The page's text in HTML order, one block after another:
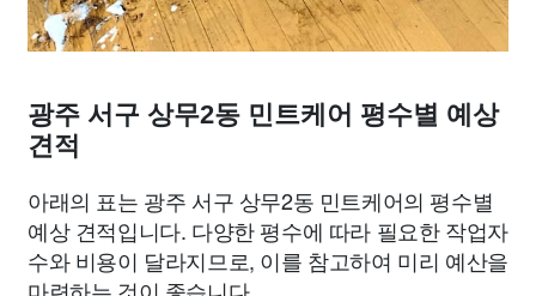
광주 서구 상무2동 민트케어 평수별 예상
견적
아래의 표는 광주 서구 상무2동 민트케어의 평수별
예상 견적입니다. 다양한 평수에 따라 필요한 작업자
수와 비용이 달라지므로, 이를 참고하여 미리 예산을